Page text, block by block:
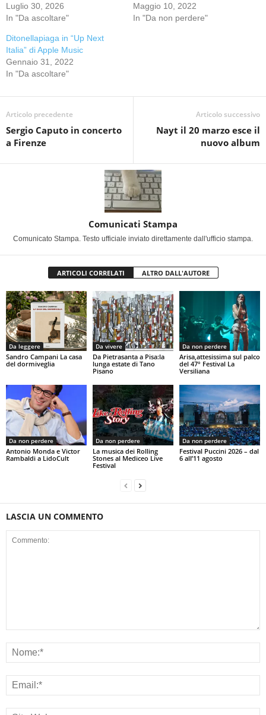
Luglio 30, 2026
In "Da ascoltare"
Maggio 10, 2022
In "Da non perdere"
Ditonellapiaga in “Up Next
Italia” di Apple Music
Gennaio 31, 2022
In "Da ascoltare"
Articolo precedente
Sergio Caputo in concerto
a Firenze
Articolo successivo
Nayt il 20 marzo esce il
nuovo album
Comunicati Stampa
Comunicato Stampa. Testo ufficiale inviato direttamente dall'ufficio stampa.
ARTICOLI CORRELATI ALTRO DALL'AUTORE
Da leggere
Sandro Campani La casa
del dormiveglia
Da vivere
Da Pietrasanta a Pisa:la
lunga estate di Tano
Pisano
Da non perdere
Arisa,attesissima sul palco
del 47° Festival La
Versiliana
Da non perdere
Antonio Monda e Victor
Rambaldi a LidoCult
Da non perdere
La musica dei Rolling
Stones al Mediceo Live
Festival
Da non perdere
Festival Puccini 2026 – dal
6 all’11 agosto
LASCIA UN COMMENTO